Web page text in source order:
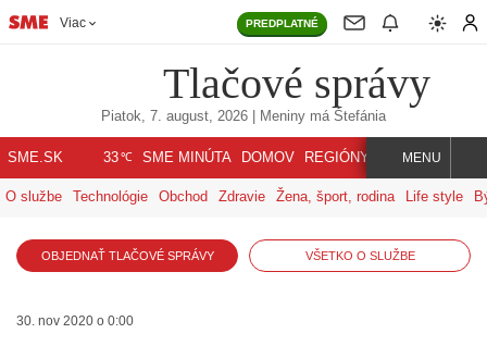
Viac PREDPLATNÉ
Tlačové správy
Piatok, 7. august, 2026 | Meniny má Štefánia
SME.SK 33℃ SME MINÚTA DOMOV REGIÓNY INDEX SVET
MENU
O službe Technológie Obchod Zdravie Žena, šport, rodina Life style
OBJEDNAŤ TLAČOVÉ SPRÁVY VŠETKO O SLUŽBE
30. nov 2020 o 0:00